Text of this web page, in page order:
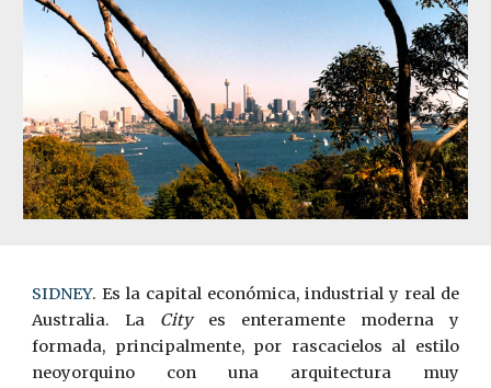
SIDNEY. Es la capital económica, industrial y real de
Australia. La Cityes enteramente moderna y
formada, principalmente, por rascacielos al estilo
neoyorquino con una arquitectura muy